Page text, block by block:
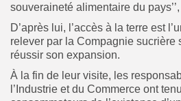
souveraineté alimentaire du
D’après lui, l’accès à la terre est
relever par la Compagnie sucrière
réussir son expansion.
À la fin de leur visite, les
l’Industrie et du Commerce ont